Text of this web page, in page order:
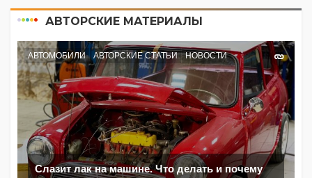
АВТОРСКИЕ МАТЕРИАЛЫ
АВТОМОБИЛИ АВТОРСКИЕ СТАТЬИ НОВОСТИ
Слазит лак на машине. Что делать и почему